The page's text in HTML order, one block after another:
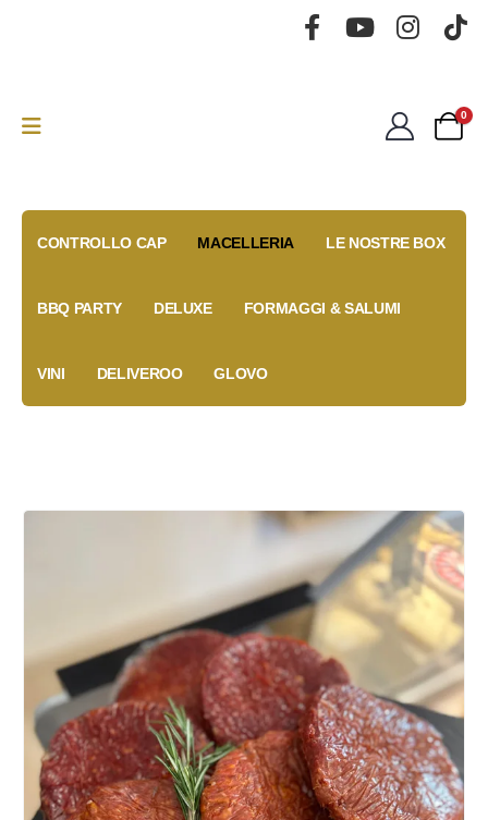
0
CONTROLLO CAP MACELLERIA LE NOSTRE BOX
BBQ PARTY DELUXE FORMAGGI & SALUMI
VINI DELIVEROO GLOVO